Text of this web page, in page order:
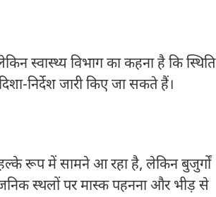
स्वास्थ्य विभाग का कहना है कि स्थिति
निर्देश जारी किए जा सकते हैं।
रूप में सामने आ रहा है, लेकिन बुजुर्गों
स्थलों पर मास्क पहनना और भीड़ से